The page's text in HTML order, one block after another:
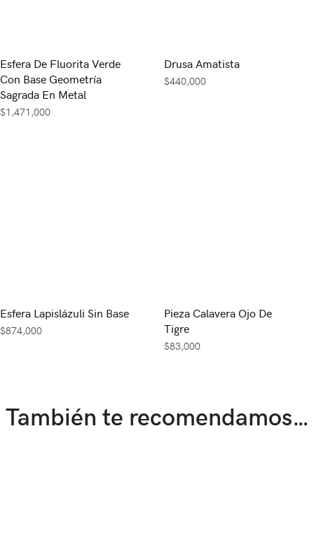
Esfera De Fluorita Verde
Con Base Geometría
Sagrada En Metal
$1,471,000
Drusa Amatista
$440,000
Esfera Lapislázuli Sin Base
$874,000
Pieza Calavera Ojo De
Tigre
$83,000
También te recomendamos…